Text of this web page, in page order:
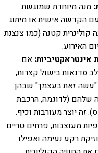
מנה מיוחדת שמוגשת
הקדשה אישית או מיתוג
קטנה (כמו צנצנת
האירוע.
אם
סדנאות בישול קצרות,
"עשה זאת בעצמך" שבהן
שלהם (לדוגמה, הרכבת
זה יוצר מעורבות וכיף.
מעוצבות, פרחים טריים
רקע נעימה ואפילו